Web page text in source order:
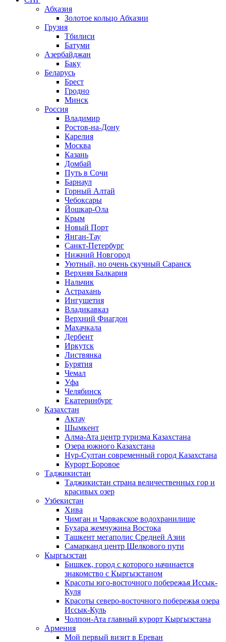
Абхазия
Золотое кольцо Абхазии
Грузия
Тбилиси
Батуми
Азербайджан
Баку
Беларусь
Брест
Гродно
Минск
Россия
Владимир
Ростов-на-Дону
Карелия
Москва
Казань
Домбай
Путь в Сочи
Барнаул
Горный Алтай
Чебоксары
Йошкар-Ола
Крым
Новый Порт
Янган-Тау
Санкт-Петербург
Нижний Новгород
Уютный, но очень скучный Саранск
Верхняя Балкария
Нальчик
Астрахань
Ингушетия
Владикавказ
Верхний Фиагдон
Махачкала
Дербент
Иркутск
Листвянка
Бурятия
Чемал
Уфа
Челябинск
Екатеринбург
Казахстан
Актау
Шымкент
Алма-Ата центр туризма Казахстана
Озера южного Казахстана
Нур-Султан современный город Казахстана
Курорт Боровое
Таджикистан
Таджикистан страна величественных гор и
красивых озер
Узбекистан
Хива
Чимган и Чарвакское водохранилище
Бухара жемчужина Востока
Ташкент мегаполис Средней Азии
Самарканд центр Шелкового пути
Кыргызстан
Бишкек, город с которого начинается
знакомство с Кыргызстаном
Красоты юго-восточного побережья Иссык-
Куля
Красоты северо-восточного побережья озера
Иссык-Куль
Чолпон-Ата главный курорт Кыргызстана
Армения
Мой первый визит в Ереван